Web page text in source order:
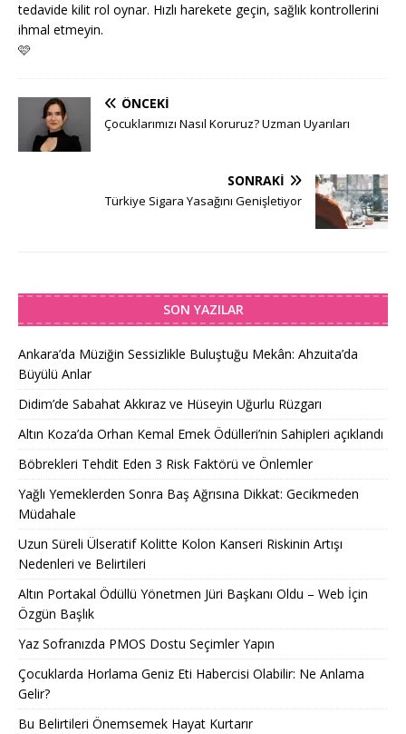
tedavide kilit rol oynar. Hızlı harekete geçin, sağlık kontrollerini
ihmal etmeyin.
🩷
ÖNCEKI
Çocuklarımızı Nasıl Koruruz? Uzman Uyarıları
SONRAKI
Türkiye Sigara Yasağını Genişletiyor
SON YAZILAR
Ankara’da Müziğin Sessizlikle Buluştuğu Mekân: Ahzuita’da
Büyülü Anlar
Didim’de Sabahat Akkıraz ve Hüseyin Uğurlu Rüzgarı
Altın Koza’da Orhan Kemal Emek Ödülleri’nin Sahipleri açıklandı
Böbrekleri Tehdit Eden 3 Risk Faktörü ve Önlemler
Yağlı Yemeklerden Sonra Baş Ağrısına Dikkat: Gecikmeden
Müdahale
Uzun Süreli Ülseratif Kolitte Kolon Kanseri Riskinin Artışı
Nedenleri ve Belirtileri
Altın Portakal Ödüllü Yönetmen Jüri Başkanı Oldu – Web İçin
Özgün Başlık
Yaz Sofranızda PMOS Dostu Seçimler Yapın
Çocuklarda Horlama Geniz Eti Habercisi Olabilir: Ne Anlama
Gelir?
Bu Belirtileri Önemsemek Hayat Kurtarır